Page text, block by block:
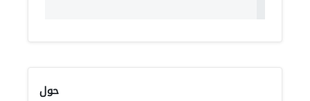
حول